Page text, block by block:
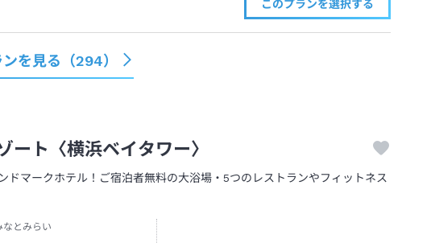
このプランを選択する
を見る（294）
ート〈横浜ベイタワー〉
ドマークホテル！ご宿泊者無料の大浴場・5つのレストランやフィットネス
なとみらい